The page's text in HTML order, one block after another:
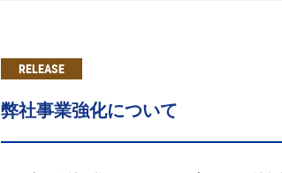
RELEASE
弊社事業強化について